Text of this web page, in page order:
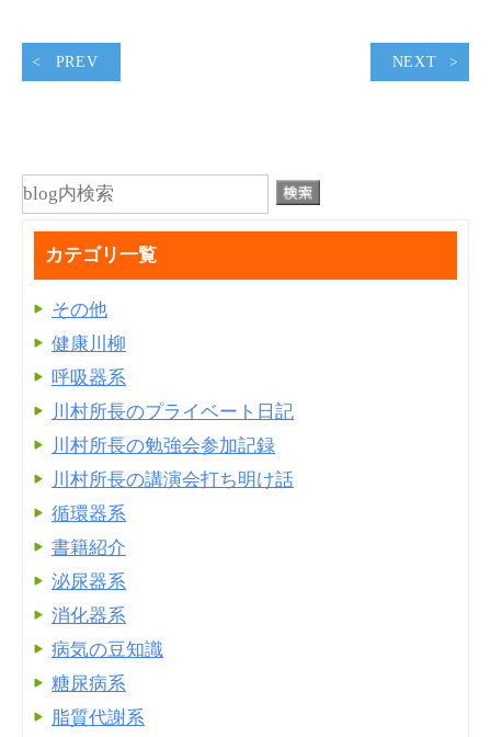
PREV NEXT
カテゴリ一覧
その他
健康川柳
呼吸器系
川村所長のプライベート日記
川村所長の勉強会参加記録
川村所長の講演会打ち明け話
循環器系
書籍紹介
泌尿器系
消化器系
病気の豆知識
糖尿病系
脂質代謝系